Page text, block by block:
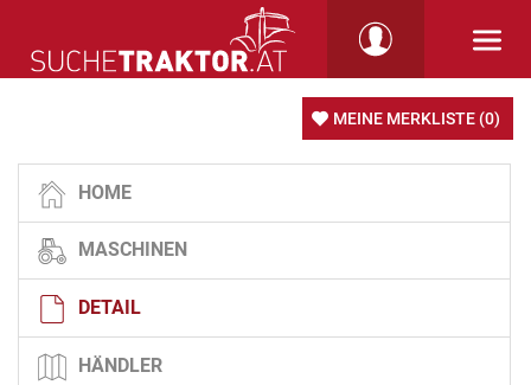
MEINE MERKLISTE (0)
HOME
MASCHINEN
DETAIL
HÄNDLER